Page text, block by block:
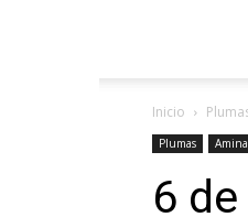
Inicio
Plumas
6